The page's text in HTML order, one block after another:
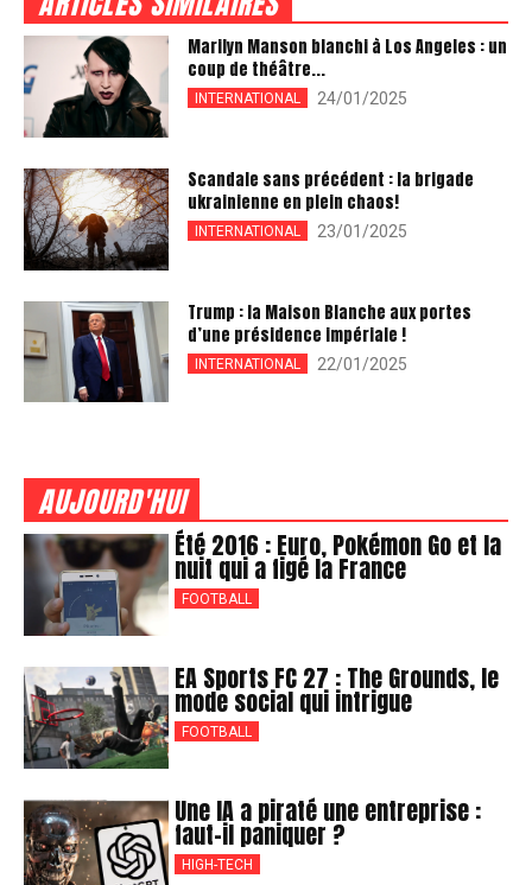
Marilyn Manson blanchi à Los Angeles : un
coup de théâtre...
INTERNATIONAL 24/01/2025
Scandale sans précédent : la brigade
ukrainienne en plein chaos!
INTERNATIONAL 23/01/2025
Trump : la Maison Blanche aux portes
d’une présidence impériale !
INTERNATIONAL 22/01/2025
AUJOURD'HUI
Été 2016 : Euro, Pokémon Go et la
nuit qui a figé la France
FOOTBALL
EA Sports FC 27 : The Grounds, le
mode social qui intrigue
FOOTBALL
Une IA a piraté une entreprise :
faut-il paniquer ?
HIGH-TECH